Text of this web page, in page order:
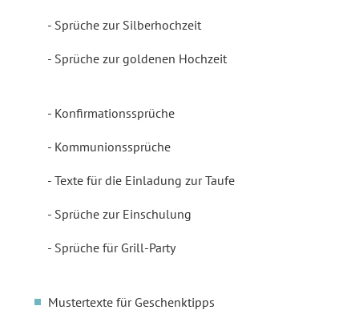
Sprüche zur Silberhochzeit
Sprüche zur goldenen Hochzeit
Konfirmationssprüche
Kommunionssprüche
Texte für die Einladung zur Taufe
Sprüche zur Einschulung
Sprüche für Grill-Party
Mustertexte für Geschenktipps